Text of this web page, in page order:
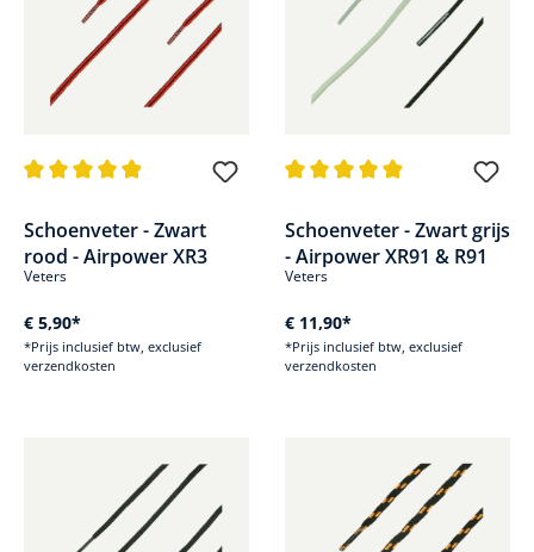
Schoenveter - Zwart
rood - Airpower XR3
Veters
€ 5,90*
*Prijs inclusief btw, exclusief
verzendkosten
Schoenveter - Zwart grijs
- Airpower XR91 & R91
Veters
€ 11,90*
*Prijs inclusief btw, exclusief
verzendkosten